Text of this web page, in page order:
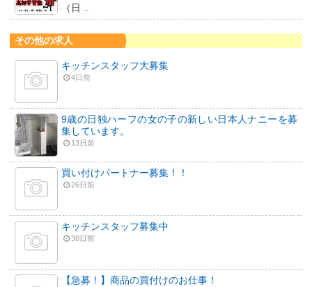
（日 ..
その他の求人
キッチンスタッフ大募集
4日前
9歳の日独ハーフの女の子の新しい日本人ナニーを募
集しています。
13日前
買い付けパートナー募集！！
26日前
キッチンスタッフ募集中
38日前
【急募！】商品の買付けのお仕事！